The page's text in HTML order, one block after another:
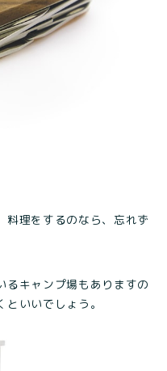
料理をするのなら、忘れず
るキャンプ場もありますの
といいでしょう。